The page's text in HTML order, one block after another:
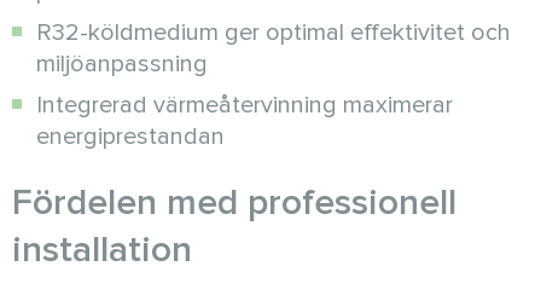
R32-köldmedium ger optimal effektivitet och
miljöanpassning
Integrerad värmeåtervinning maximerar
energiprestandan
Fördelen med professionell
installation